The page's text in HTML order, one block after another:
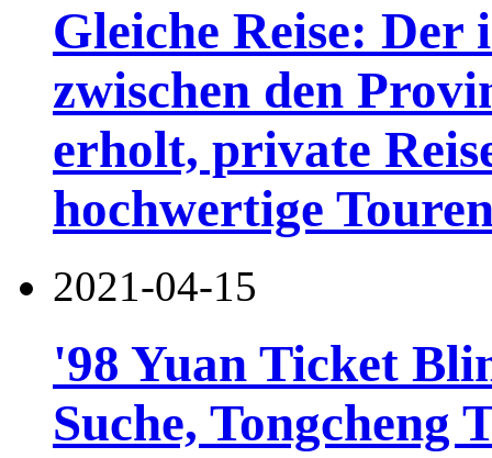
Gleiche Reise: Der
zwischen den
erholt, private
hochwertige
2021-04-15
'98 Yuan Ticket
Suche, Tongcheng